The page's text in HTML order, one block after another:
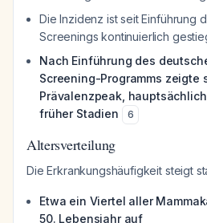
Die Inzidenz ist seit Einführung
Screenings kontinuierlich
Nach Einführung des
Screening-Programms zeigte
Prävalenzpeak,
früher Stadien
6
Altersverteilung
Die Erkrankungshäufigkeit steigt
Etwa ein Viertel aller
50. Lebensjahr auf